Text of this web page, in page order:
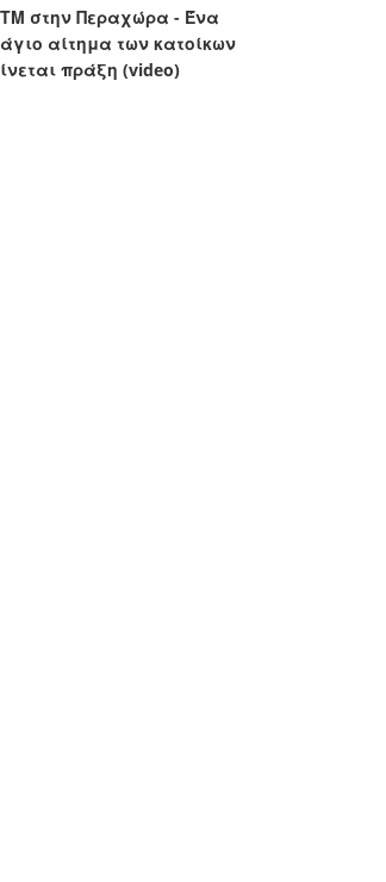
στην Περαχώρα - Ένα
αίτημα των κατοίκων
πράξη (video)